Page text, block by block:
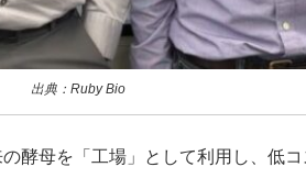
出典：Ruby Bio
酵母を「工場」として利用し、低